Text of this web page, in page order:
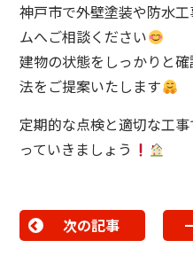
神戸市で外壁塗装や防水
ムへご相談ください
建物の状態をしっかりと
法をご提案いたします
定期的な点検と適切な工
っていきましょう
次の記事